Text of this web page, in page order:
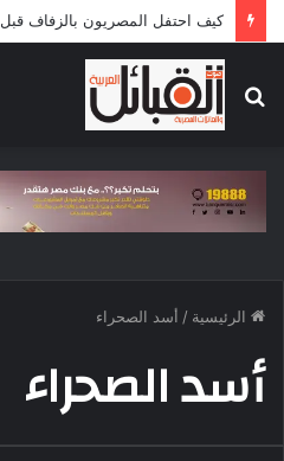
كيف احتفل المصريون بالزفاف قبل 700 عام؟
عن
الرئيسية / أسد الصحراء
أسد الصحراء